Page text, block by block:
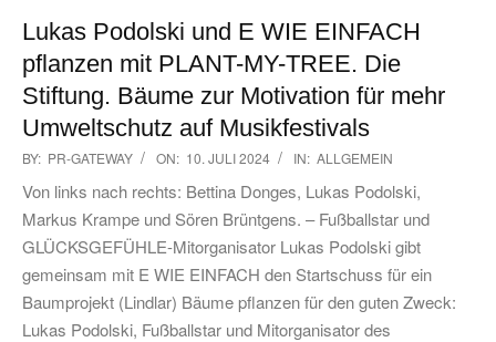
Lukas Podolski und E WIE EINFACH
pflanzen mit PLANT-MY-TREE. Die
Stiftung. Bäume zur Motivation für mehr
Umweltschutz auf Musikfestivals
2024-
07-
10
BY: PR-GATEWAY ON: 10. JULI 2024 IN: ALLGEMEIN
Von links nach rechts: Bettina Donges, Lukas Podolski,
Markus Krampe und Sören Brüntgens. – Fußballstar und
GLÜCKSGEFÜHLE-Mitorganisator Lukas Podolski gibt
gemeinsam mit E WIE EINFACH den Startschuss für ein
Baumprojekt (Lindlar) Bäume pflanzen für den guten Zweck:
Lukas Podolski, Fußballstar und Mitorganisator des